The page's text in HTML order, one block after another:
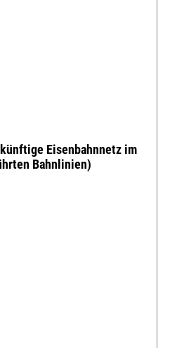
Eisenbahnnetz im
Bahnlinien)